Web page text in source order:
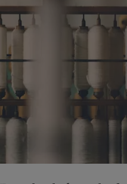
Prix Pictet
Amérique du Nord
Bahamas
United States
Europe
Notre Groupe
Le groupe Pictet
Rétrospective annuelle
Nos notations d'entreprise
Diversité, équité et inclusion
Notre histoire